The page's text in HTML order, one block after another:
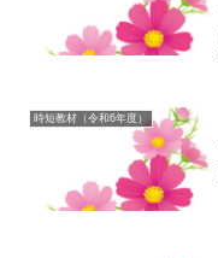
時短教材（令和6年度）